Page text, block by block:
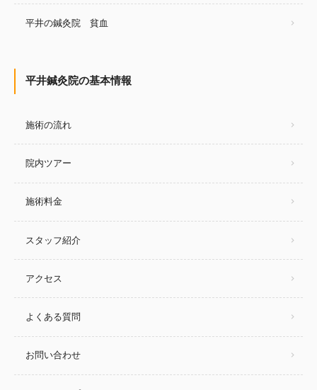
平井の鍼灸院 貧血
平井鍼灸院の基本情報
施術の流れ
院内ツアー
施術料金
スタッフ紹介
アクセス
よくある質問
お問い合わせ